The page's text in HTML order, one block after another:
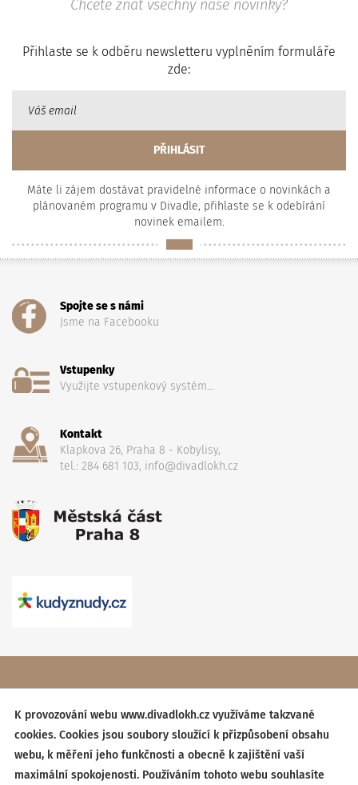
Chcete znát všechny naše novinky?
Přihlaste se k odběru newsletteru vyplněním formuláře
zde:
Máte li zájem dostávat pravidelné informace o novinkách a
plánovaném programu v Divadle, přihlaste se k odebírání
novinek emailem.
Spojte se s námi
Jsme na Facebooku
Vstupenky
Využijte vstupenkový systém...
Kontakt
Klapkova 26, Praha 8 - Kobylisy,
tel.: 284 681 103, info@divadlokh.cz
vyhrazena,Obchodní podmínky
Created by:BESTSITE| Design: StudioSCHNEIDER
K provozování webu www.divadlokh.cz využíváme takzvané
cookies. Cookies jsou soubory sloužící k přizpůsobení obsahu
webu, k měření jeho funkčnosti a obecně k zajištění vaší
maximální spokojenosti. Používáním tohoto webu souhlasíte